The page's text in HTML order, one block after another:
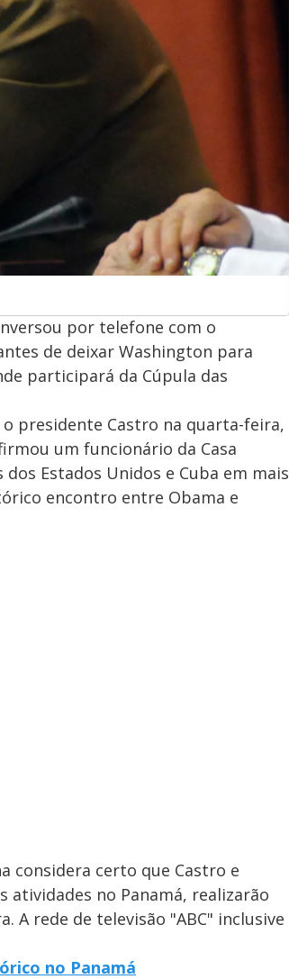
por telefone com o
de deixar Washington para
participará da Cúpula das
presidente Castro na quarta-feira,
um funcionário da Casa
Estados Unidos e Cuba em mais
encontro entre Obama e
considera certo que Castro e
atividades no Panamá, realizarão
rede de televisão "ABC" inclusive
no Panamá